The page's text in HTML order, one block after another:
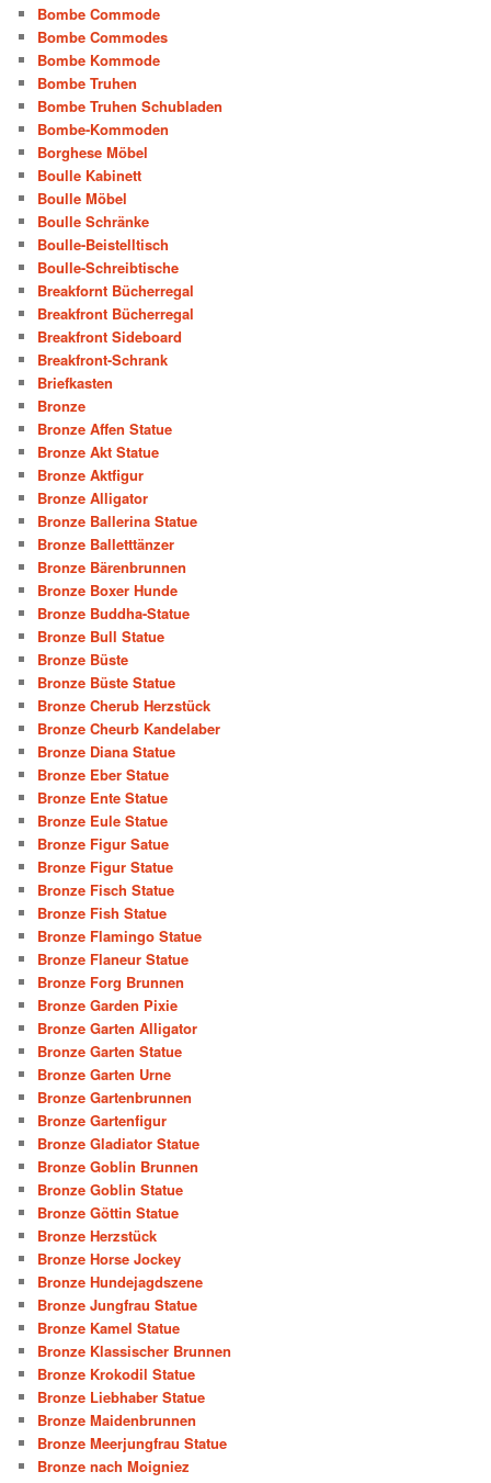
Bombe Commode
Bombe Commodes
Bombe Kommode
Bombe Truhen
Bombe Truhen Schubladen
Bombe-Kommoden
Borghese Möbel
Boulle Kabinett
Boulle Möbel
Boulle Schränke
Boulle-Beistelltisch
Boulle-Schreibtische
Breakfornt Bücherregal
Breakfront Bücherregal
Breakfront Sideboard
Breakfront-Schrank
Briefkasten
Bronze
Bronze Affen Statue
Bronze Akt Statue
Bronze Aktfigur
Bronze Alligator
Bronze Ballerina Statue
Bronze Balletttänzer
Bronze Bärenbrunnen
Bronze Boxer Hunde
Bronze Buddha-Statue
Bronze Bull Statue
Bronze Büste
Bronze Büste Statue
Bronze Cherub Herzstück
Bronze Cheurb Kandelaber
Bronze Diana Statue
Bronze Eber Statue
Bronze Ente Statue
Bronze Eule Statue
Bronze Figur Satue
Bronze Figur Statue
Bronze Fisch Statue
Bronze Fish Statue
Bronze Flamingo Statue
Bronze Flaneur Statue
Bronze Forg Brunnen
Bronze Garden Pixie
Bronze Garten Alligator
Bronze Garten Statue
Bronze Garten Urne
Bronze Gartenbrunnen
Bronze Gartenfigur
Bronze Gladiator Statue
Bronze Goblin Brunnen
Bronze Goblin Statue
Bronze Göttin Statue
Bronze Herzstück
Bronze Horse Jockey
Bronze Hundejagdszene
Bronze Jungfrau Statue
Bronze Kamel Statue
Bronze Klassischer Brunnen
Bronze Krokodil Statue
Bronze Liebhaber Statue
Bronze Maidenbrunnen
Bronze Meerjungfrau Statue
Bronze nach Moigniez